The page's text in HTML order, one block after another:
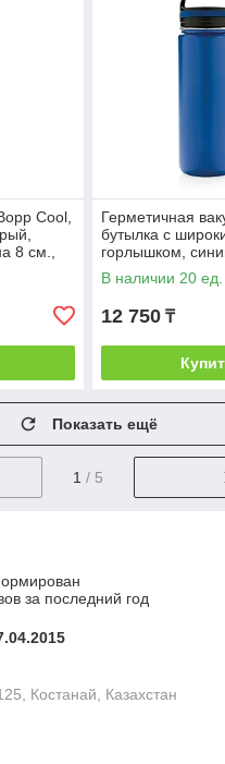
Cool,
8 см.,
8 см.,
Герметичная
бутылка с
горлышком,
см., ширина 8
см., диаметр
В наличии 20 ед.
12 750 ₸
Показать ещё
1 / 5
за последний год
Костанай, Казахстан